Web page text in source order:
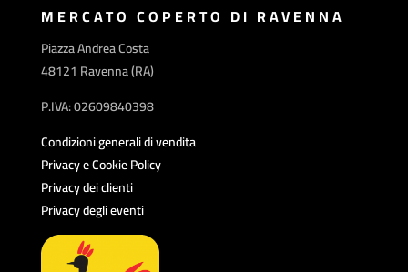
MERCATO COPERTO DI RAVENNA
Piazza Andrea Costa
48121 Ravenna (RA)
P.IVA: 02609840398
Condizioni generali di vendita
Privacy e Cookie Policy
Privacy dei clienti
Privacy degli eventi